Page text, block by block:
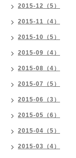
2015-12（5）
2015-11（4）
2015-10（5）
2015-09（4）
2015-08（4）
2015-07（5）
2015-06（3）
2015-05（6）
2015-04（5）
2015-03（4）